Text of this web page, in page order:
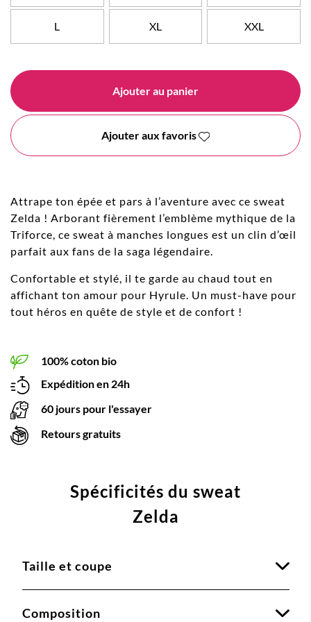
L XL XXL
Ajouter au panier
Ajouter aux favoris
Attrape ton épée et pars à l’aventure avec ce sweat
Zelda ! Arborant fièrement l’emblème mythique de la
Triforce, ce sweat à manches longues est un clin d’œil
parfait aux fans de la saga légendaire.
Confortable et stylé, il te garde au chaud tout en
affichant ton amour pour Hyrule. Un must-have pour
tout héros en quête de style et de confort !
100% coton bio
Expédition en 24h
60 jours pour l'essayer
Retours gratuits
Spécificités du sweat
Zelda
Taille et coupe
Composition